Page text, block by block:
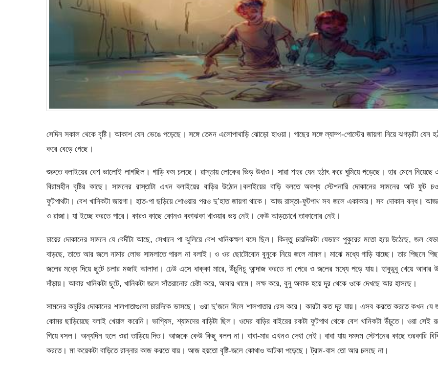
সেদিন সকাল থেকে বৃষ্টি। আকাশ যেন ভেঙে পড়েছে। সঙ্গে তেমন এলোপাথাড়ি ঝোড়ো হাওয়া। গাছের সঙ্গে ল্যাম্প-পোস্টের জায়গা নিয়ে ঝগড়াটা যেন
করে বেড়ে গেছে।
শুরুতে বলাইয়ের বেশ ভালোই লাগছিল। গাড়ি কম চলছে। রাস্তায় লোকের ভিড় উধাও। সারা শহর যেন হঠাৎ করে ঘুমিয়ে পড়েছে। হার মেনে নিয়েছে
বিরামহীন বৃষ্টির কাছে। সামনের রাস্তাটা এখন বলাইয়ের বাড়ির উঠোন।বলাইয়ের বাড়ি বলতে অবশ্য স্টেশনারি দোকানের সামনের আট ফুট
ফুটপাথটা। বেশ খানিকটা জায়গা। হাত-পা ছড়িয়ে শোওয়ার পরও দু’হাত জায়গা থাকে। আজ রাস্তা-ফুটপাথ সব জলে একাকার। সব দোকান বন্ধ।
ও রাজা। যা ইচ্ছে করতে পারে। কারও কাছে কোনও বকাঝকা খাওয়ার ভয় নেই। কেউ আড়চোখে তাকানোর নেই।
চায়ের দোকানের সামনে যে বেদীটা আছে, সেখানে পা ঝুলিয়ে বেশ খানিকক্ষণ বসে ছিল। কিন্তু চারদিকটা যেভাবে পুকুরের মতো হয়ে উঠেছে, জল
বাড়ছে, তাতে আর জলে নামার লোভ সামলাতে পারল না বলাই। ও ওর ছোটোবোন বুনুকে নিয়ে জলে নামল। মাঝে মধ্যে গাড়ি যাচ্ছে। তার পিছনে
জলের মধ্যে দিয়ে ছুটে চলার মজাই আলাদা। ঢেউ এসে ধাক্কা মারে, উঁচুনিচু আন্দাজ করতে না পেরে ও জলের মধ্যে পড়ে যায়। হাবুডুবু খেয়ে আবার
দাঁড়ায়। আবার খানিকটা ছুটে, খানিকটা জলে সাঁতরানোর চেষ্টা করে, আবার থামে। লক্ষ করে, বুনু অবাক হয়ে দূর থেকে ওকে দেখছে আর হাসছে।
সামনের কচুরির দোকানের শালপাতাগুলো চারদিকে ভাসছে। ওরা দু’জনে মিলে শালপাতার রেস করে। কারটা কত দূর যায়। এসব করতে করতে কখন যে
কোমর ছাড়িয়েছে বলাই খেয়াল করেনি। ভাগ্যিস, শ্যামদের বাড়িটা ছিল। ওদের বাড়ির বাইরের রকটা ফুটপাথ থেকে বেশ খানিকটা উঁচুতে। ওরা সেই
গিয়ে বসল। অন্যদিন হলে ওরা তাড়িয়ে দিত। আজকে কেউ কিছু বলল না। বাবা-মার এখনও দেখা নেই। বাবা যায় দমদম স্টেশনের কাছে তরকারি
করতে। মা কয়েকটা বাড়িতে রান্নার কাজ করতে যায়। আজ হয়তো বৃষ্টি-জলে কোথাও আটকা পড়েছে। ট্রাম-বাস তো আর চলছে না।